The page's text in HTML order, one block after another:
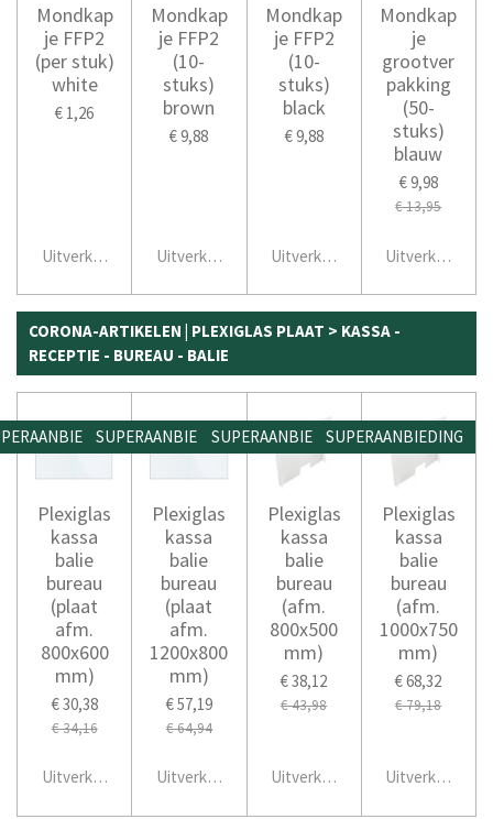
Mondkap
je FFP2
(per stuk)
white
€ 1,26
Uitverkocht
Mondkap
je FFP2
(10-
stuks)
brown
€ 9,88
Uitverkocht
Mondkap
je FFP2
(10-
stuks)
black
€ 9,88
Uitverkocht
Mondkap
je
grootver
pakking
(50-
stuks)
blauw
€ 9,98
€ 13,95
Uitverkocht
CORONA-ARTIKELEN | PLEXIGLAS PLAAT > KASSA -
RECEPTIE - BUREAU - BALIE
Plexiglas
kassa
balie
bureau
(plaat
afm.
800x600
mm)
€ 30,38
€ 34,16
Uitverkocht
SUPERAANBIEDING
Plexiglas
kassa
balie
bureau
(plaat
afm.
1200x800
mm)
€ 57,19
€ 64,94
Uitverkocht
SUPERAANBIEDING
Plexiglas
kassa
balie
bureau
(afm.
800x500
mm)
€ 38,12
€ 43,98
Uitverkocht
SUPERAANBIEDING
Plexiglas
kassa
balie
bureau
(afm.
1000x750
mm)
€ 68,32
€ 79,18
Uitverkocht